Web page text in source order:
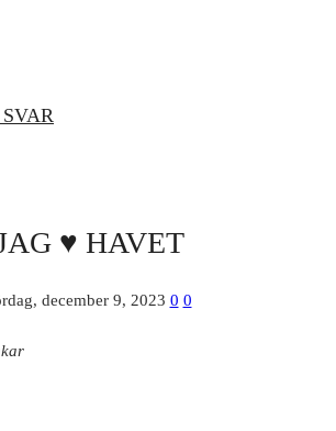
♥️ HAVET
december 9, 2023 0 0